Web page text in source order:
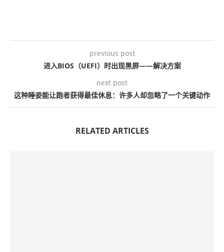
previous post
进入BIOS（UEFI）时出现黑屏——解决方案
next post
这种睡姿能让跑者获得最佳休息：许多人却忽略了一个关键动作
RELATED ARTICLES